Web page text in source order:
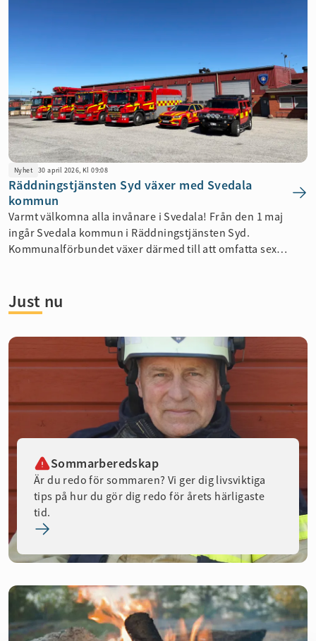
Nyhet 30 april 2026, Kl 09:08
Räddningstjänsten Syd växer med Svedala
kommun
Varmt välkomna alla invånare i Svedala! Från den 1 maj
ingår Svedala kommun i Räddningstjänsten Syd.
Kommunalförbundet växer därmed till att omfatta sex
Just nu
Sommarberedskap
Är du redo för sommaren? Vi ger dig livsviktiga
tips på hur du gör dig redo för årets härligaste
tid.